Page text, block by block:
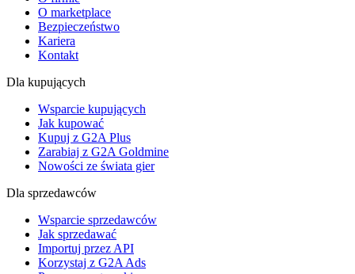
O marketplace
Bezpieczeństwo
Kariera
Kontakt
Dla kupujących
Wsparcie kupujących
Jak kupować
Kupuj z G2A Plus
Zarabiaj z G2A Goldmine
Nowości ze świata gier
Dla sprzedawców
Wsparcie sprzedawców
Jak sprzedawać
Importuj przez API
Korzystaj z G2A Ads